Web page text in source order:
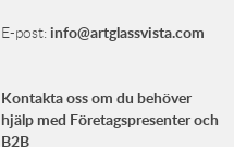
E-post:info@artglassvista.com
Kontakta oss om du behöver
hjälp med Företagspresenter och
B2B